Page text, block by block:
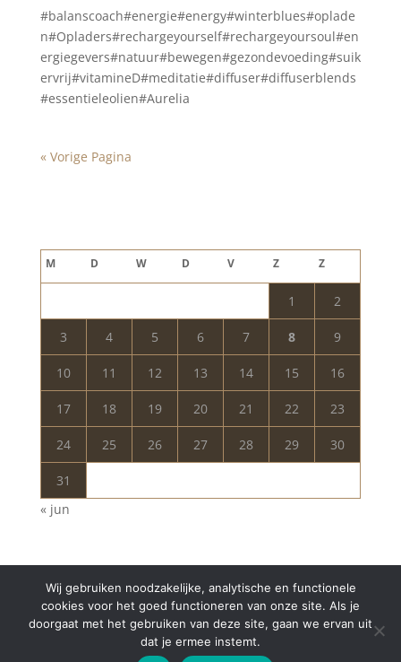
#balanscoach#energie#energy#winterblues#oplade
n#Opladers#rechargeyourself#rechargeyoursoul#en
ergiegevers#natuur#bewegen#gezondevoeding#suik
ervrij#vitamineD#meditatie#diffuser#diffuserblends
#essentieleolien#Aurelia
« Vorige Pagina
M D W D V Z Z
1 2
3 4 5 6 7 8 9
10 11 12 13 14 15 16
17 18 19 20 21 22 23
24 25 26 27 28 29 30
31
« jun
Copyright © 2024 Aurelia Schoonheidssalon | All
Wij gebruiken noodzakelijke, analytische en functionele
cookies voor het goed functioneren van onze site. Als je
doorgaat met het gebruiken van deze site, gaan we ervan uit
dat je ermee instemt.